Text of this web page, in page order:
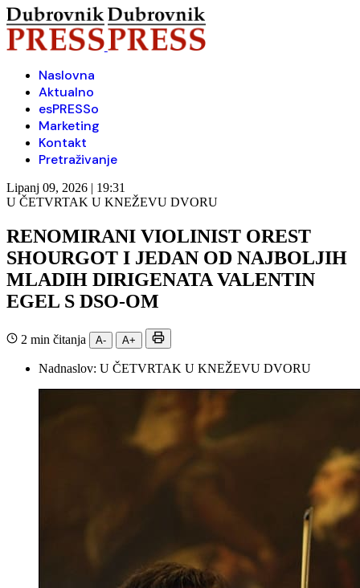
Naslovna
Aktualno
esPRESSo
Marketing
Kontakt
Pretraživanje
Lipanj 09, 2026 | 19:31
U ČETVRTAK U KNEŽEVU DVORU
RENOMIRANI VIOLINIST OREST
SHOURGOT I JEDAN OD NAJBOLJIH
MLADIH DIRIGENATA VALENTIN
EGEL S DSO-OM
2 min čitanja A- A+
Nadnaslov: U ČETVRTAK U KNEŽEVU DVORU